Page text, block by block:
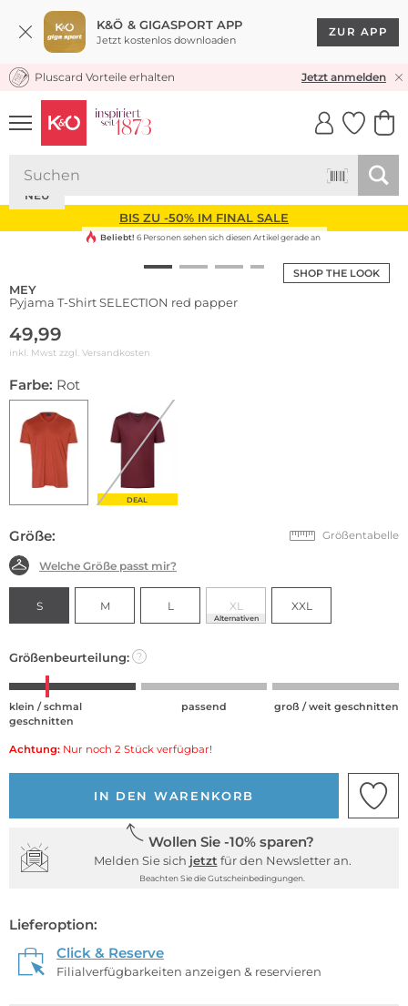
K&Ö & GIGASPORT APP
Jetzt kostenlos downloaden
ZUR APP
KOSTENLOSER VERSAND* & RÜCKVERSAND
Pluscard Vorteile erhalten Jetzt anmelden
UNSERE APP
CLICK &
BIS ZU -50% IM FINAL SALE
SHOP THE LOOK
NEU
Beliebt! 6 Personen sehen sich diesen Artikel gerade an
MEY
Pyjama T-Shirt SELECTION red papper
49,99
inkl. Mwst zzgl. Versandkosten
Farbe: Rot
DEAL
Größe: Größentabelle
Welche Größe passt mir?
S M L XL
Alternativen
XXL
Größenbeurteilung: ?
klein / schmal
geschnitten
passend groß / weit geschnitten
Achtung: Nur noch 2 Stück verfügbar!
IN DEN WARENKORB
Wollen Sie -10% sparen?
Melden Sie sich jetzt für den Newsletter an.
Beachten Sie die Gutscheinbedingungen.
Lieferoption:
Click & Reserve
Filialverfügbarkeiten anzeigen & reservieren